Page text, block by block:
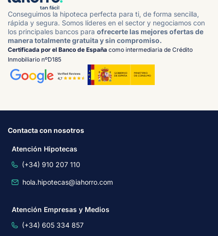
Conseguimos la hipoteca perfecta para ti, de forma sencilla,
rápida y segura. Somos líderes en el sector y negociamos con
los principales bancos para ofrecerte las mejores ofertas de
manera totalmente gratuita y sin compromiso.
Certificada por el Banco de España como intermediaria de Crédito
Inmobiliario nºD185
Contacta con nosotros
Atención Hipotecas
(+34) 910 207 110
hola.hipotecas@iahorro.com
Atención Empresas y Medios
(+34) 605 334 857